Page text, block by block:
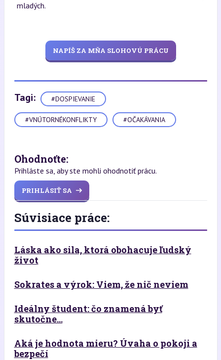
mladých.
NAPÍŠ ZA MŇA SLOHOVÚ PRÁCU
Tagi: #DOSPIEVANIE
#VNÚTORNÉKONFLIKTY #OČAKÁVANIA
Ohodnoťte:
Prihláste sa, aby ste mohli ohodnotiť prácu.
PRIHLÁSIŤ SA
Súvisiace práce:
Láska ako sila, ktorá obohacuje ľudský
život
Sokrates a výrok: Viem, že nič neviem
Ideálny študent: čo znamená byť
skutočne...
Aká je hodnota mieru? Úvaha o pokoji a
bezpečí